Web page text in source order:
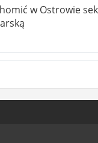
w Ostrowie